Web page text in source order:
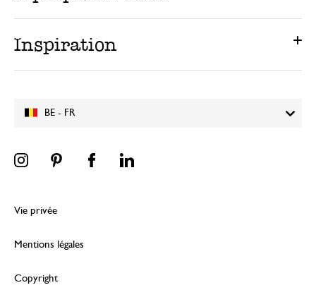
BE - FR
Inspiration
Vie privée
Mentions légales
Copyright